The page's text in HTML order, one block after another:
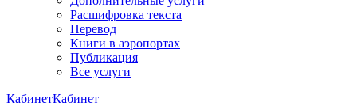
Расшифровка текста
Перевод
Книги в аэропортах
Публикация
Все услуги
КабинетКабинет